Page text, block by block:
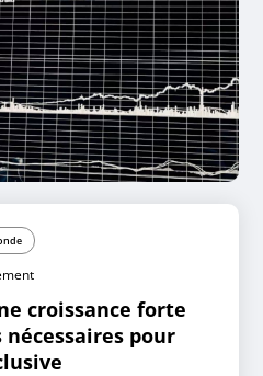
croissance forte
pour